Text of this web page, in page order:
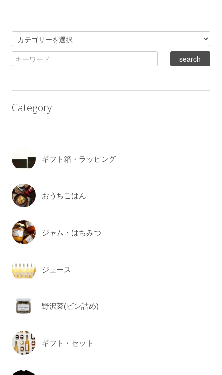
Category
ギフト箱・ラッピング
おうちごはん
ジャム・はちみつ
ジュース
野沢菜(ビン詰め)
ギフト・セット